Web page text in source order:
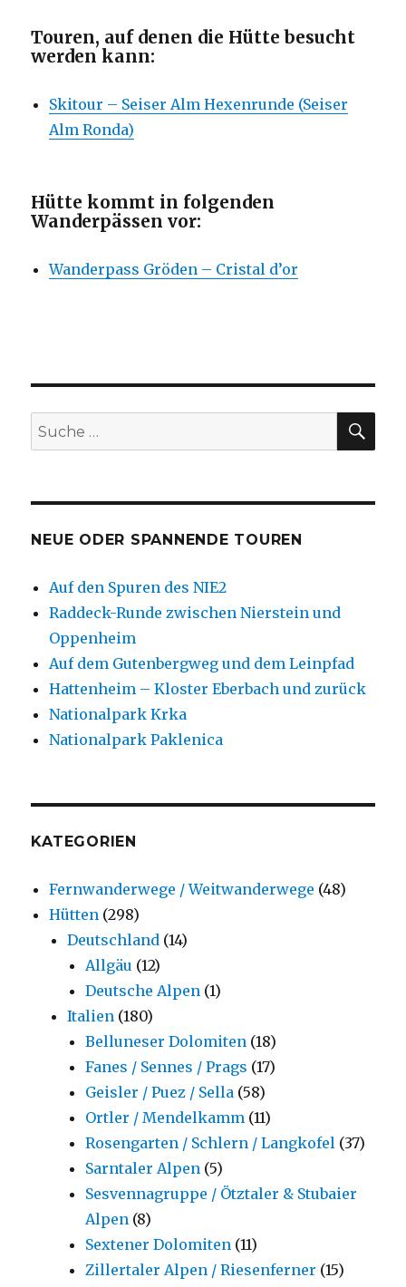
Touren, auf denen die Hütte besucht
werden kann:
Skitour – Seiser Alm Hexenrunde (Seiser
Alm Ronda)
Hütte kommt in folgenden
Wanderpässen vor:
Wanderpass Gröden – Cristal d’or
Suche
nach:
NEUE ODER SPANNENDE TOUREN
Auf den Spuren des NIE2
Raddeck-Runde zwischen Nierstein und
Oppenheim
Auf dem Gutenbergweg und dem Leinpfad
Hattenheim – Kloster Eberbach und zurück
Nationalpark Krka
Nationalpark Paklenica
KATEGORIEN
Fernwanderwege / Weitwanderwege (48)
Hütten (298)
Deutschland (14)
Allgäu (12)
Deutsche Alpen (1)
Italien (180)
Belluneser Dolomiten (18)
Fanes / Sennes / Prags (17)
Geisler / Puez / Sella (58)
Ortler / Mendelkamm (11)
Rosengarten / Schlern / Langkofel (37)
Sarntaler Alpen (5)
Sesvennagruppe / Ötztaler & Stubaier
Alpen (8)
Sextener Dolomiten (11)
Zillertaler Alpen / Riesenferner (15)